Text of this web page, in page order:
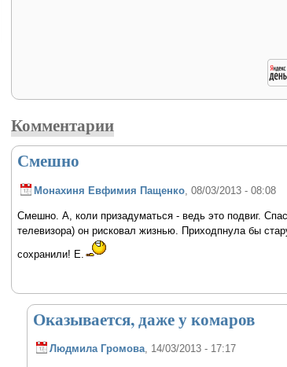
Комментарии
Смешно
Монахиня Евфимия Пащенко, 08/03/2013 - 08:08
Смешно. А, коли призадуматься - ведь это подвиг.
телевизора) он рисковал жизнью. Приходпнула бы
сохранили! Е.
Оказывается, даже у комаров
Людмила Громова, 14/03/2013 - 17:17